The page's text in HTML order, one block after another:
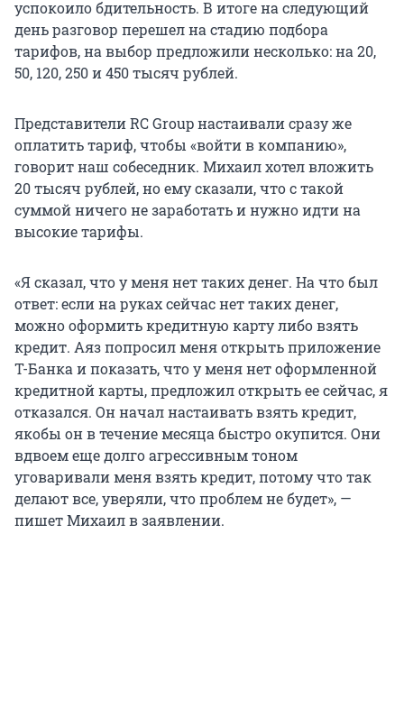
успокоило бдительность. В итоге на следующий
день разговор перешел на стадию подбора
тарифов, на выбор предложили несколько: на 20,
50, 120, 250 и450 тысяч рублей.
Представители RC Group настаивали сразу же
оплатить тариф, чтобы «войти в компанию»,
говорит наш собеседник. Михаил хотел вложить
20 тысяч рублей, но ему сказали, что с такой
суммой ничего не заработать и нужно идти на
высокие тарифы.
«Я сказал, что у меня нет таких денег. На что был
ответ: если на руках сейчас нет таких денег,
можно оформить кредитную карту либо взять
кредит. Аяз попросил меня открыть приложение
Т-Банка и показать, что у меня нет оформленной
кредитной карты, предложил открыть ее сейчас, я
отказался. Он начал настаивать взять кредит,
якобы он в течение месяца быстро окупится. Они
вдвоем еще долго агрессивным тоном
уговаривали меня взять кредит, потому что так
делают все, уверяли, что проблем не будет», —
пишет Михаил в заявлении.